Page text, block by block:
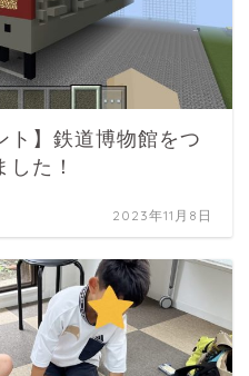
ト】鉄道博物館をつ
した！
2023年11月8日